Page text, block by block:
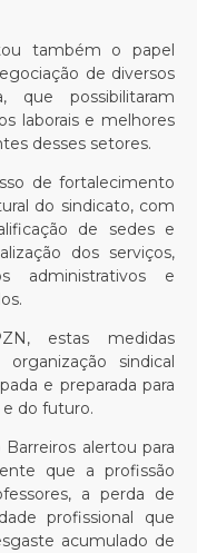
também o papel
de diversos
que possibilitaram
laborais e melhores
desses setores.
de fortalecimento
do sindicato, com
de sedes e
dos serviços,
administrativos e
estas medidas
sindical
e preparada para
do futuro.
alertou para
que a profissão
a perda de
profissional que
acumulado de